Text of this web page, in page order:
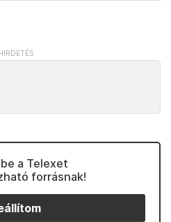
a Telexet
forrásnak!